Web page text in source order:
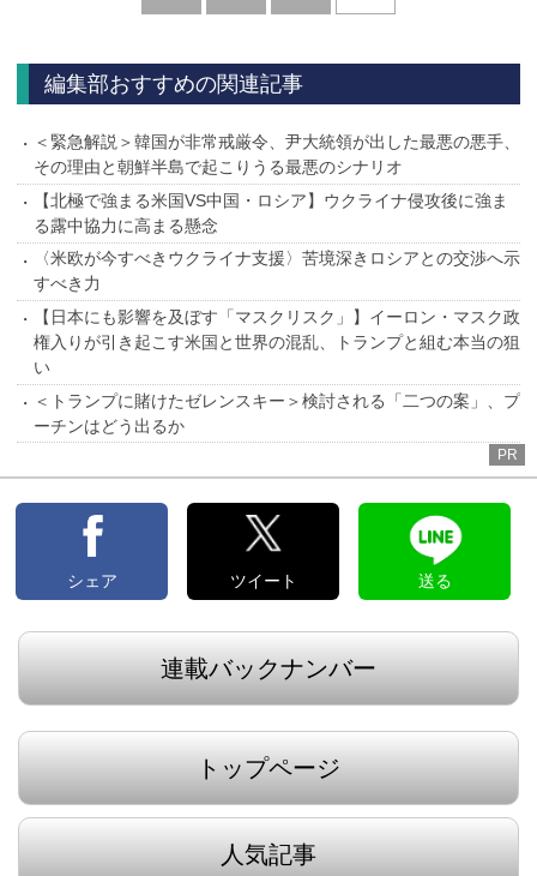
編集部おすすめの関連記事
＜緊急解説＞韓国が非常戒厳令、尹大統領が出した最悪の悪手、
その理由と朝鮮半島で起こりうる最悪のシナリオ
【北極で強まる米国VS中国・ロシア】ウクライナ侵攻後に強ま
る露中協力に高まる懸念
〈米欧が今すべきウクライナ支援〉苦境深きロシアとの交渉へ示
すべき力
【日本にも影響を及ぼす「マスクリスク」】イーロン・マスク政
権入りが引き起こす米国と世界の混乱、トランプと組む本当の狙
い
＜トランプに賭けたゼレンスキー＞検討される「二つの案」、プ
ーチンはどう出るか
PR
シェア ツイート 送る
連載バックナンバー
トップページ
人気記事